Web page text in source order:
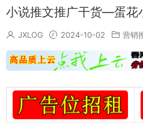
小说推文推广干货—蛋花
JXLOG 2024-10-02 营销